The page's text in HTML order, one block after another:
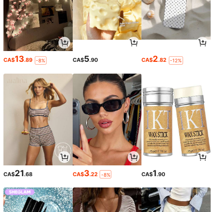
CA$13.89 -8% CA$5.90 CA$2.82 -12%
CA$21.68 CA$3.22 -8% CA$1.90